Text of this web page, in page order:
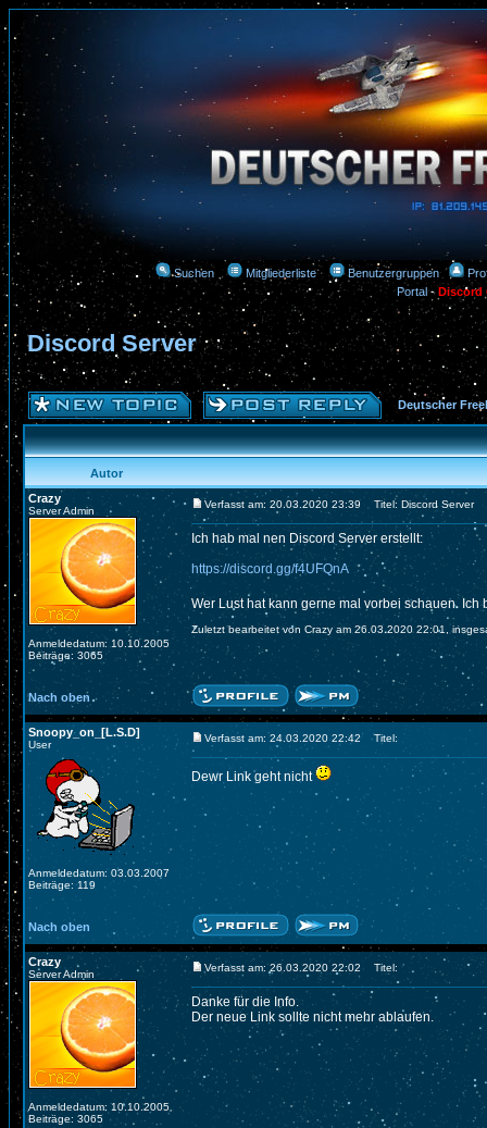
Suchen Mitgliederliste Benutzergruppen
Portal-Discord
Discord Server
Deutscher
Autor
Crazy
Server Admin
Anmeldedatum: 10.10.2005
Beiträge: 3065
Verfasst am: 20.03.2020 23:39 Titel: Discord Server
Ich hab mal nen Discord Server erstellt:
https://discord.gg/f4UFQnA
Wer Lust hat kann gerne mal vorbei schauen.
Zuletzt bearbeitet von Crazy am 26.03.2020 22:01,
Nach oben
Snoopy_on_[L.S.D]
User
Anmeldedatum: 03.03.2007
Beiträge: 119
Verfasst am: 24.03.2020 22:42 Titel:
Dewr Link geht nicht
Nach oben
Crazy
Server Admin
Anmeldedatum: 10.10.2005
Beiträge: 3065
Verfasst am: 26.03.2020 22:02 Titel:
Danke für die Info.
Der neue Link sollte nicht mehr ablaufen.